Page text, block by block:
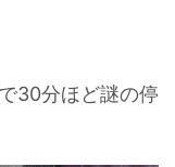
30分ほど謎の停